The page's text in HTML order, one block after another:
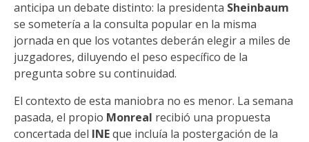
anticipa un debate distinto: la presidenta Sheinbaum
se sometería a la consulta popular en la misma
jornada en que los votantes deberán elegir a miles de
juzgadores, diluyendo el peso específico de la
pregunta sobre su continuidad.
El contexto de esta maniobra no es menor. La semana
pasada, el propio Monreal recibió una propuesta
concertada del INEque incluía la postergación de la